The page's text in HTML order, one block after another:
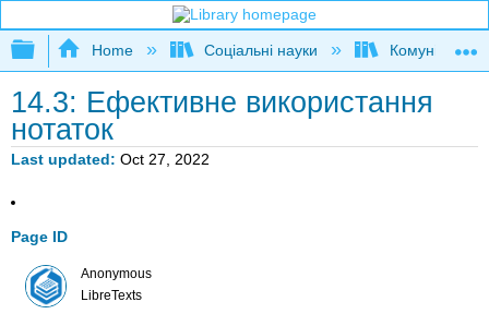
Expand/collapse global hierarchy
Home Соціальні науки
14.3: Ефективне використання
нотаток
Last updated Oct 27, 2022
Page ID
Anonymous
LibreTexts